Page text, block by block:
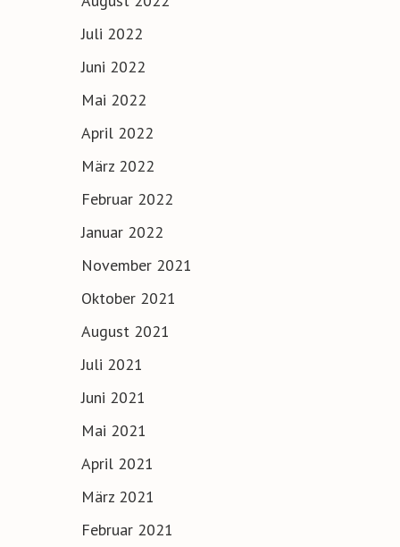
Juli 2022
Juni 2022
Mai 2022
April 2022
März 2022
Februar 2022
Januar 2022
November 2021
Oktober 2021
August 2021
Juli 2021
Juni 2021
Mai 2021
April 2021
März 2021
Februar 2021